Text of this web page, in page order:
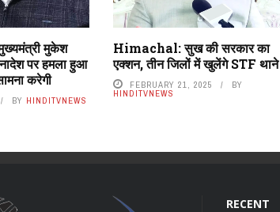
मुकेश
पर हमला हुआ
करेगी
BY HINDITVNEWS
Himachal: सुख की सरकार का
एक्शन, तीन जिलों में खुलेंगे STF थाने
FEBRUARY 21, 2025 BY
HINDITVNEWS
RECENT